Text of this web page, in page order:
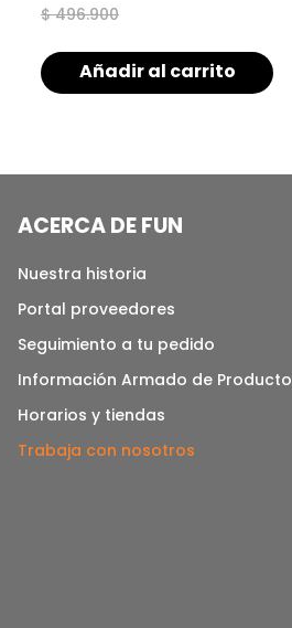
$ 496.900
Añadir al carrito
ACERCA DE FUN
Nuestra historia
Portal proveedores
Seguimiento a tu pedido
Información Armado de Producto
Horarios y tiendas
Trabaja con nosotros